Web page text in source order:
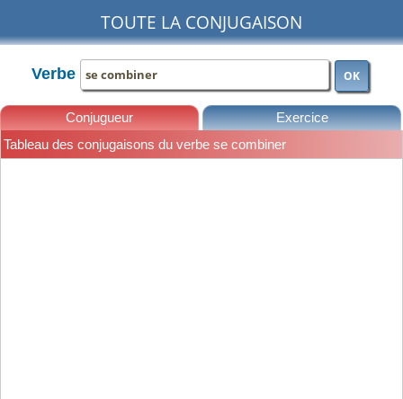
TOUTE LA CONJUGAISON
Verbe OK
Conjugueur Exercice
Tableau des conjugaisons du verbe se combiner